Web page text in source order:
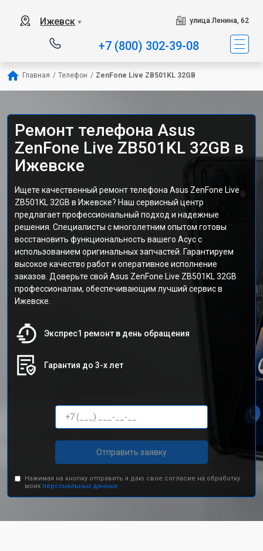
Ижевск ▼ улица Ленина, 62
+7 (800) 302-39-08
Главная / Телефон / ZenFone Live ZB501KL 32GB
Ремонт телефона Asus
ZenFone Live ZB501KL 32GB в
Ижевске
Ищете качественный ремонт телефона Asus ZenFone Live
ZB501KL 32GB в Ижевске? Наш сервисный центр
предлагает профессиональный подход и надежные
решения. Специалисты с многолетним опытом готовы
восстановить функциональность вашего Асус с
использованием оригинальных запчастей. Гарантируем
высокое качество работ и оперативное исполнение
заказов. Доверьте свой Asus ZenFone Live ZB501KL 32GB
профессионалам, обеспечивающим лучший сервис в
Ижевске.
Экспрес1 ремонт в день обращения
Гарантия до 3-х лет
Отправить заявку
Нажимая на кнопку отправить я даю свое согласие на обработку
моих персональных данных.